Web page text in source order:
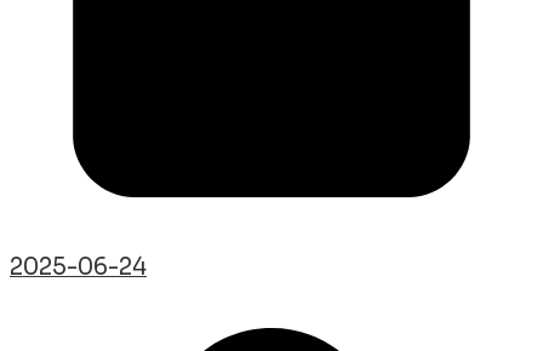
2025-06-24